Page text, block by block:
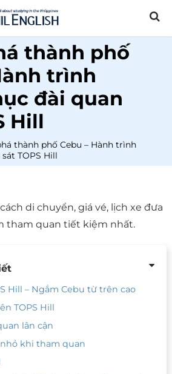
thành phố
trình
đài quan
Hill
thành phố Cebu – Hành trình
TOPS Hill
di chuyển, giá vé, lịch xe đưa
tham quan tiết kiệm nhất.
Hill – Ngắm Cebu từ trên cao
TOPS Hill
lân cận
khi tham quan